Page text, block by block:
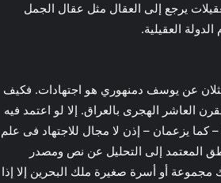
يرجع إلى العقال مثل عقال الجمل
العقيلية.
جثلان عن يوسف دمنهوري هو اجتهادات. فكيف
العاشر الهجرى بالعراق. إلا لو اعتمد فيه
يزعمان – إذن لا مجال للاجتهاد فى علم
المعتمد إلى التحليل عن نص ومصدر
مجموعة أو أسرة صغيرة ملك البحرين إلا إذا